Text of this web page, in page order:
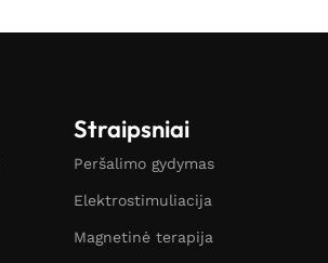
Straipsniai
Peršalimo gydymas
Elektrostimuliacija
Magnetinė terapija